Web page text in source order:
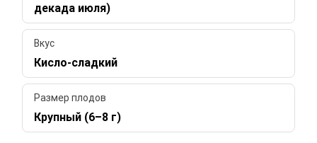
декада июля)
Вкус
Кисло-сладкий
Размер плодов
Крупный (6–8 г)